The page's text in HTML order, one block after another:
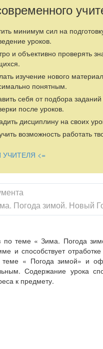
минимум сил на
уроков.
и объективно проверять
изучение нового
понятным.
себя от подбора
после уроков.
дисциплину на своих
возможность работать
<=
Погода зимой. Новый
по теме « Зима. Погода
и способствует отработке
теме « Погода зимой» и
Содержание урока
к предмету.